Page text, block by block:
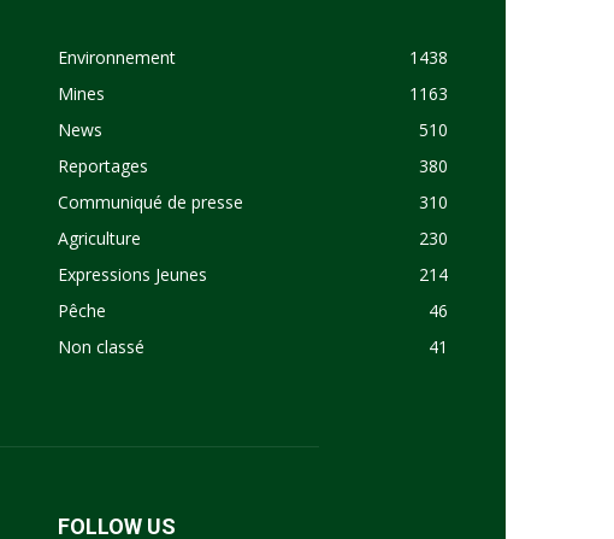
Environnement
1438
Mines
1163
News
510
Reportages
380
Communiqué de presse
310
Agriculture
230
Expressions Jeunes
214
Pêche
46
Non classé
41
FOLLOW US